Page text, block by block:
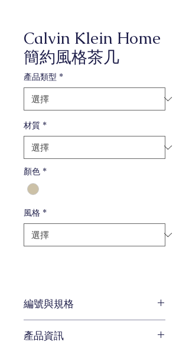
Calvin Klein Home
簡約風格茶几
產品類型 *
材質 *
顏色 *
風格 *
編號與規格
107*86*38 cm
產品資訊